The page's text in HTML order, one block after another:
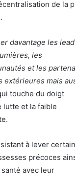
de la
davantage les
les
et les
extérieures mais
touche du doigt
lutte et la faible
à lever
précoces
avec leur